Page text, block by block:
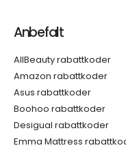
Anbefalt
AllBeauty rabattkoder
Amazon rabattkoder
Asus rabattkoder
Boohoo rabattkoder
Desigual rabattkoder
Emma Mattress